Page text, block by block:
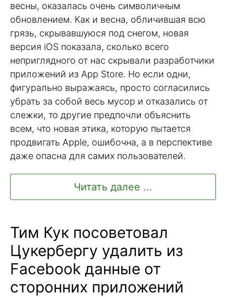
весны, оказалась очень символичным
обновлением. Как и весна, обличившая всю
грязь, скрывавшуюся под снегом, новая
версия iOS показала, сколько всего
неприглядного от нас скрывали разработчики
приложений из App Store. Но если одни,
фигурально выражаясь, просто согласились
убрать за собой весь мусор и отказались от
слежки, то другие предпочли объяснить
всем, что новая этика, которую пытается
продвигать Apple, ошибочна, а в перспективе
даже опасна для самих пользователей.
Читать далее ...
Тим Кук посоветовал
Цукербергу удалить из
Facebook данные от
сторонних приложений